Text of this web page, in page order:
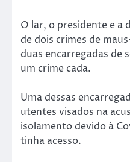
O lar, o presidente e a
de dois crimes de
duas encarregadas de
um crime cada.
Uma dessas
utentes visados na
isolamento devido à
tinha acesso.